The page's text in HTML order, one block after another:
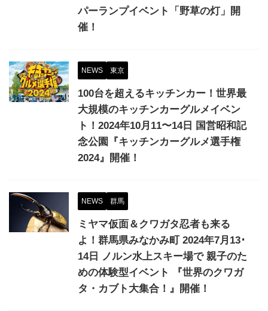
パーランプイベント「野草の灯」開
催！
NEWS 東京
100台を超えるキッチンカー！世界最
大規模のキッチンカーグルメイベン
ト！2024年10月11〜14日 国営昭和記
念公園『キッチンカーグルメ選手権
2024』開催！
NEWS 群馬
ミヤマ仮面＆クワガタ忍者も来る
よ！群馬県みなかみ町 2024年7月13･
14日 ノルン水上スキー場で 親子のた
めの体験型イベント 『世界のクワガ
タ・カブト大集合！』開催！